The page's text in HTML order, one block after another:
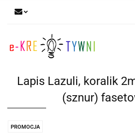
Lapis Lazuli, koralik
(sznur)
PROMOCJA